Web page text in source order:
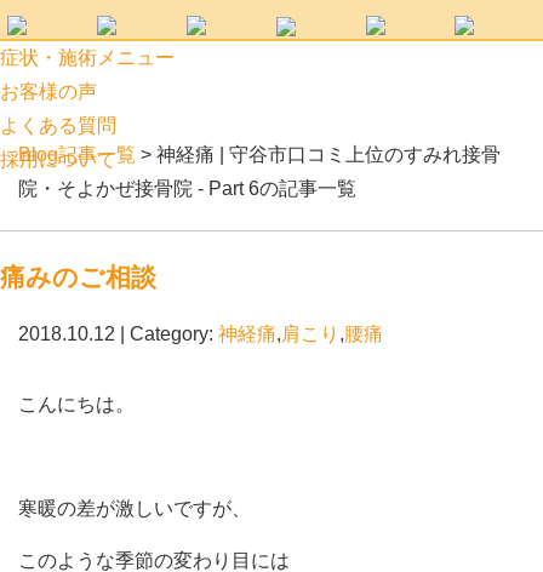
痛みのご相談 | 守谷市口コミ上位のすみれ接骨院・そよかぜ接骨院
症状・施術メニュー
お客様の声
よくある質問
採用について
Blog記事一覧 > 神経痛 | 守谷市口コミ上位のすみれ接骨
院・そよかぜ接骨院 - Part 6の記事一覧
痛みのご相談
2018.10.12 | Category: 神経痛,肩こり ,腰痛
こんにちは。
寒暖の差が激しいですが、
このような季節の変わり目には